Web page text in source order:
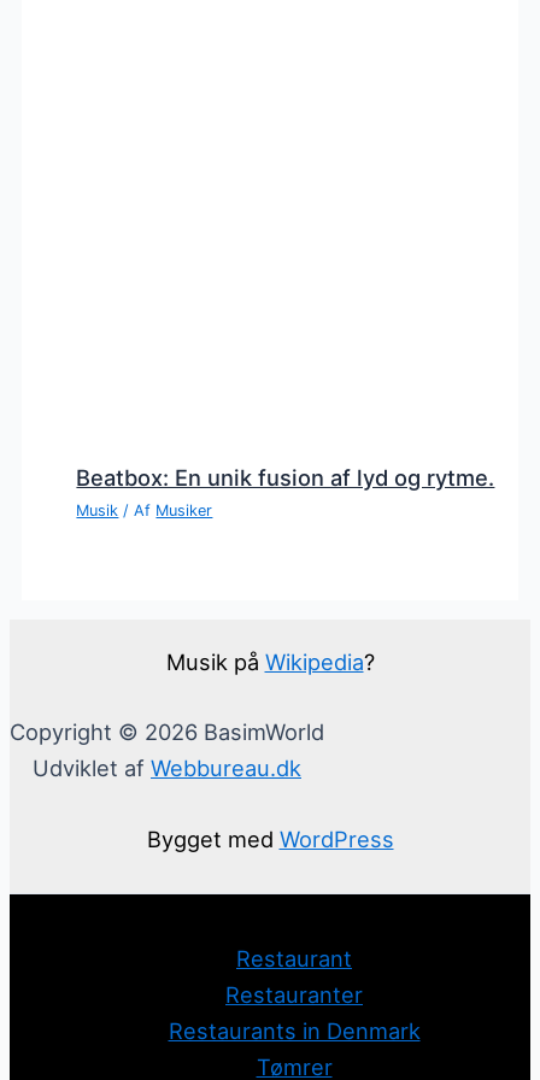
Beatbox: En unik fusion af lyd og rytme.
Musik / Af Musiker
Musik på Wikipedia?
Copyright © 2026 BasimWorld
Udviklet af Webbureau.dk
Bygget med WordPress
Restaurant
Restauranter
Restaurants in Denmark
Tømrer